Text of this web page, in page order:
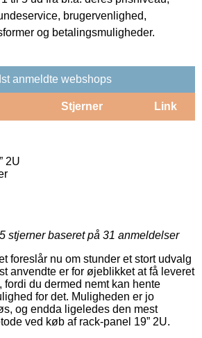
brugervenlighed,
og betalingsmuligheder.
anmeldte webshops
Stjerner Link
2U
stjerner baseret på 31 anmeldelser
foreslår nu om stunder et stort udvalg
anvendte er for øjeblikket at få leveret
fordi du dermed nemt kan hente
for det. Muligheden er jo
og endda ligeledes den mest
ved køb af rack-panel 19” 2U.